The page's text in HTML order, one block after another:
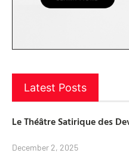
Latest Posts
Le Théâtre Satirique des
December 2, 2025